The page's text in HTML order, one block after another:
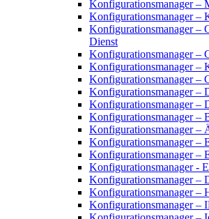
Konfigurationsmanager –
Konfigurationsmanager –
Konfigurationsmanager –
Dienst
Konfigurationsmanager –
Konfigurationsmanager –
Konfigurationsmanager –
Konfigurationsmanager –
Konfigurationsmanager –
Konfigurationsmanager –
Konfigurationsmanager –
Konfigurationsmanager –
Konfigurationsmanager –
Konfigurationsmanager -
Konfigurationsmanager –
Konfigurationsmanager –
Konfigurationsmanager –